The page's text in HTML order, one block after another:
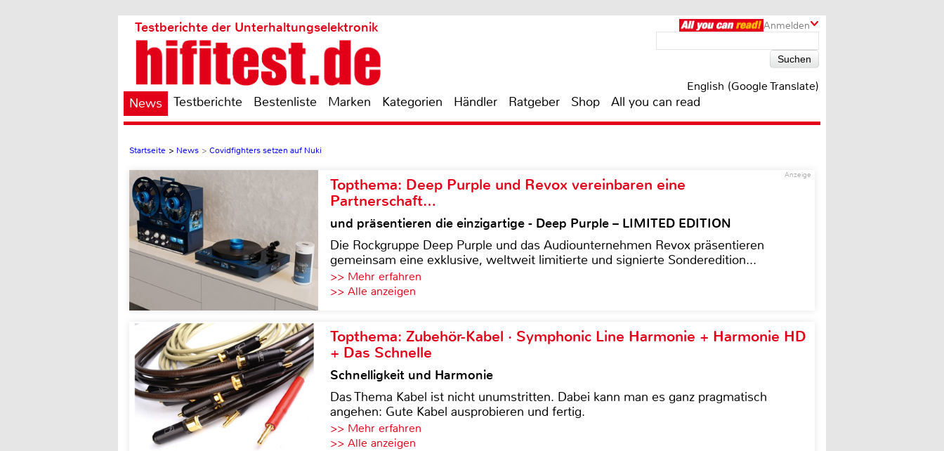
Anmelden
Testberichte der Unterhaltungselektronik
English (Google Translate)
News Testberichte Bestenliste Marken Kategorien Händler Ratgeber Shop All you can read
Startseite > News > Covidfighters setzen auf Nuki
Anzeige
Topthema: Deep Purple und Revox vereinbaren eine
Partnerschaft…
und präsentieren die einzigartige - Deep Purple – LIMITED EDITION
Die Rockgruppe Deep Purple und das Audiounternehmen Revox präsentieren
gemeinsam eine exklusive, weltweit limitierte und signierte Sonderedition...
>> Mehr erfahren
>> Alle anzeigen
Topthema: Zubehör-Kabel · Symphonic Line Harmonie + Harmonie HD
+ Das Schnelle
Schnelligkeit und Harmonie
Das Thema Kabel ist nicht unumstritten. Dabei kann man es ganz pragmatisch
angehen: Gute Kabel ausprobieren und fertig.
>> Mehr erfahren
>> Alle anzeigen